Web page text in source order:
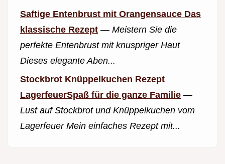
Saftige Entenbrust mit Orangensauce Das
klassische Rezept — Meistern Sie die
perfekte Entenbrust mit knuspriger Haut
Dieses elegante Aben...
Stockbrot Knüppelkuchen Rezept
LagerfeuerSpaß für die ganze Familie —
Lust auf Stockbrot und Knüppelkuchen vom
Lagerfeuer Mein einfaches Rezept mit...